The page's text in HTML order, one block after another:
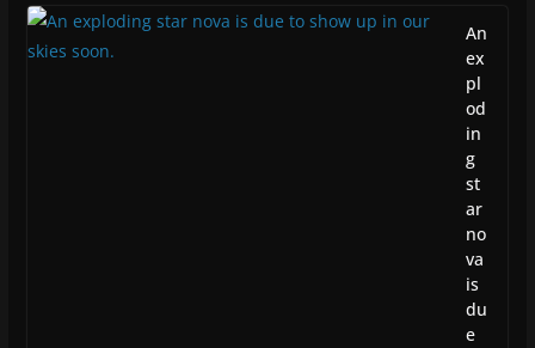
An
ex
pl
od
in
g
st
ar
no
va
is
du
e